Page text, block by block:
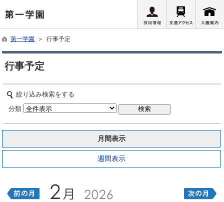
第一学園 ＞ 行事予定
行事予定
絞り込み検索をする
分類
月間表示
週間表示